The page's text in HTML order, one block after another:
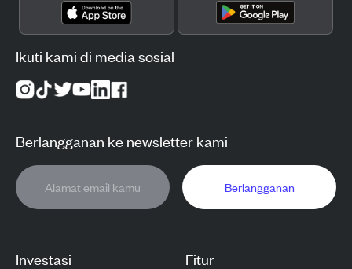
Investasi Fitur
Ikuti kami di media sosial
Berlangganan ke newsletter kami
Berlangganan